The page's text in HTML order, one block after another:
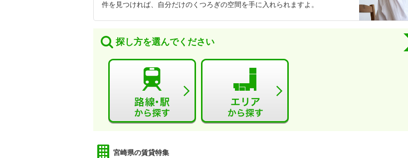
件を見つければ、自分だけのくつろぎの空間を手に入れられますよ。
探し方を選んでください
宮崎県の賃貸特集